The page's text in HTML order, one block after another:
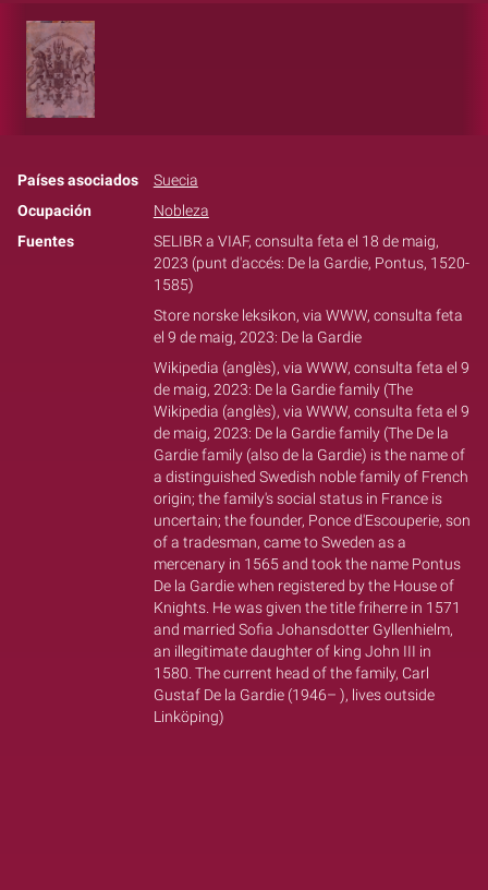
Países asociados
Suecia
Ocupación
Nobleza
Fuentes
SELIBR a VIAF, consulta feta el 18 de maig,
2023 (punt d'accés: De la Gardie, Pontus,‏ ‎1520-
1585)
Store norske leksikon, via WWW, consulta feta
el 9 de maig, 2023: De la Gardie
Wikipedia (anglès), via WWW, consulta feta el 9
de maig, 2023: De la Gardie family (The
Wikipedia (anglès), via WWW, consulta feta el 9
de maig, 2023: De la Gardie family (The De la
Gardie family (also de la Gardie) is the name of
a distinguished Swedish noble family of French
origin; the family's social status in France is
uncertain; the founder, Ponce d'Escouperie, son
of a tradesman, came to Sweden as a
mercenary in 1565 and took the name Pontus
De la Gardie when registered by the House of
Knights. He was given the title friherre in 1571
and married Sofia Johansdotter Gyllenhielm,
an illegitimate daughter of king John III in
1580. The current head of the family, Carl
Gustaf De la Gardie (1946– ), lives outside
Linköping)